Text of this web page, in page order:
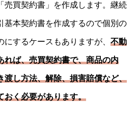
売買契約書」を作成します。継続
基本契約書を作成するので個別の
するケースもありますが、 不動
れば、売買契約書で、商品の内
渡し方法、解除、損害賠償など、
おく必要があります。